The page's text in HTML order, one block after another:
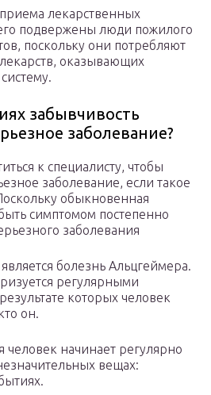
лекарственных
подвержены люди пожилого
поскольку они потребляют
оказывающих
забывчивость
заболевание?
к специалисту, чтобы
заболевание, если такое
обыкновенная
симптомом постепенно
заболевания
болезнь Альцгеймера.
регулярными
которых человек
он.
человек начинает регулярно
вещах: